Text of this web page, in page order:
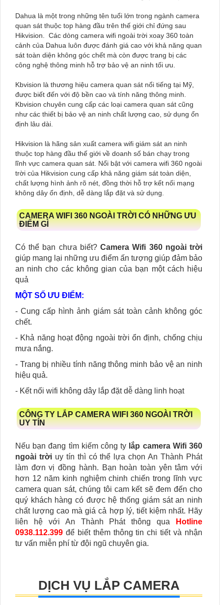
Dahua là một trong những tên tuổi lớn trong ngành camera
quan sát thuộc top hàng đầu trên thế giới chỉ đứng sau
Hikvision. Các dòng camera wifi ngoài trời xoay 360 toàn
cảnh của Dahua luôn được đánh giá cao với khả năng quan
sát toàn diện không góc chết mà còn được trang bị các
công nghệ thông minh hỗ trợ bảo vệ an ninh tối ưu.
Kbvision là thương hiệu camera quan sát nổi tiếng tại Mỹ,
được biết đến với độ bền cao và tính năng thông minh.
Kbvision chuyên cung cấp các loại camera quan sát cũng
như các thiết bị bảo vệ an ninh chất lượng cao, sử dụng ổn
định lâu dài.
Hikvision là hãng sản xuất camera wifi giám sát an ninh
thuộc top hàng đầu thế giới về doanh số bán chạy trong
lĩnh vực camera quan sát. Nổi bật với camera wifi 360 ngoài
trời của Hikvision cung cấp khả năng giám sát toàn diện,
chất lượng hình ảnh rõ nét, đồng thời hỗ trợ kết nối mạng
không dây ổn định, dễ dàng lắp đặt và sử dụng.
CAMERA WIFI 360 NGOÀI TRỜI CÓ NHỮNG ƯU
ĐIỂM GÌ
Có thể bạn chưa biết?Camera Wifi 360 ngoài trời
giúp mang lại những ưu điểm ấn tượng giúp đảm bảo
an ninh cho các không gian của bạn một cách hiệu
quả
MỘT SỐ ƯU ĐIỂM:
- Cung cấp hình ảnh giám sát toàn cảnh không góc
chết.
- Khả năng hoạt động ngoài trời ổn định, chống chịu
mưa nắng.
- Trang bị nhiều tính năng thông minh bảo vệ an ninh
hiệu quả.
- Kết nối wifi không dây lắp đặt dễ dàng linh hoạt
CÔNG TY LẮP CAMERA WIFI 360 NGOÀI TRỜI
UY TÍN
Nếu bạn đang tìm kiếm công ty lắp camera Wifi 360
ngoài trờiuy tín thì có thể lựa chọn An Thành Phát
làm đơn vị đồng hành. Bạn hoàn toàn yên tâm với
hơn 12 năm kinh nghiệm chinh chiến trong lĩnh vực
camera quan sát, chúng tôi cam kết sẽ đem đến cho
quý khách hàng có được hệ thống giám sát an ninh
chất lượng cao mà giá cả hợp lý, tiết kiệm nhất. Hãy
liên hệ với An Thành Phát thông qua
Hotline
0938.112.399 để biết thêm thông tin chi tiết và nhận
tư vấn miễn phí từ đội ngũ chuyên gia.
DỊCH VỤ LẮP CAMERA